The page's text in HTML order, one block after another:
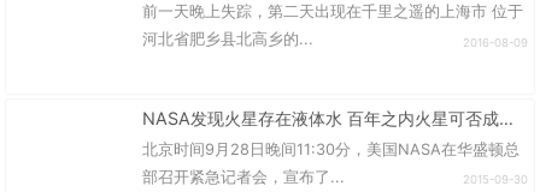
前一天晚上失踪，第二天出现在千里之遥的上海市 位于
河北省肥乡县北高乡的...
2016-08-09
NASA发现火星存在液体水 百年之内火星可否成为第二地球？
北京时间9月28日晚间11:30分，美国NASA在华盛顿总
部召开紧急记者会，宣布了...
2015-09-30